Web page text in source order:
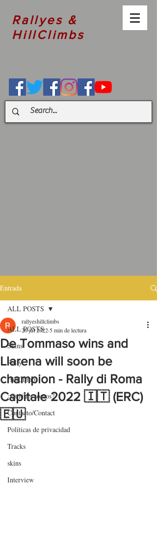
Rallyes &
HillClimbs
Entrada
ALL POSTS
Skins
Rally
HillClimb
¿Quiénes somos?
Contacto/Contact
Políticas de privacidad
Tracks
skins
Interview
ALL POSTS
De Tommaso wins and
Llarena will soon be
champion - Rally di Roma
Capitale 2022 🇮🇹 (ERC)
🇪🇺
rallyeshillclimbs
26 jul 2022 5 min de lectura